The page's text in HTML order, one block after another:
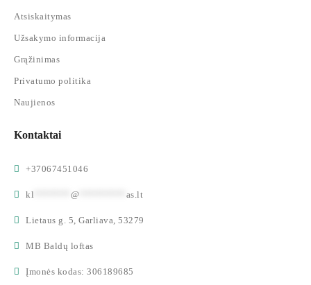
Atsiskaitymas
Užsakymo informacija
Grąžinimas
Privatumo politika
Naujienos
Kontaktai
+37067451046
kl @ as.lt
Lietaus g. 5, Garliava, 53279
MB Baldų loftas
Įmonės kodas: 306189685